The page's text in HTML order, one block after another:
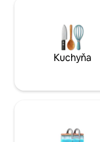
oddýchnite si na
terase s grilom
prírody po
ktoré sú prístupné
Kuchyňa